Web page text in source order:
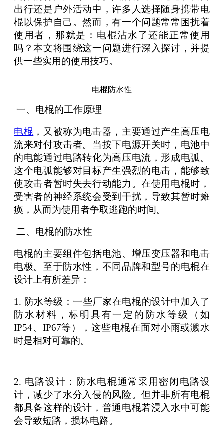
出行还是户外活动中，许多人选择随身携带电
棍以保护自己。然而，有一个问题常常困扰着
使用者，那就是：电棍沾水了还能正常使用
吗？本文将围绕这一问题进行深入探讨，并提
供一些实用的使用技巧。
电棍防水性
一、电棍的工作原理
电棍 ，又被称为电击器，主要通过产生高压电
流来对付攻击者。当按下电源开关时，电池中
的电能通过电路转化为高压电流，形成电弧。
这个电弧能够对目标产生强烈的电击，能够致
使攻击者暂时失去行动能力。在使用电棍时，
受害者的神经系统会受到干扰，导致其暂时瘫
痪，从而为使用者争取逃跑的时间。
二、电棍的防水性
电棍的主要组件包括电池、增压变压器和电击
电极。至于防水性，不同品牌和型号的电棍在
设计上有所差异：
1. 防水等级：一些厂家在电棍的设计中加入了
防水材料，标明具有一定的防水等级（如
IP54、IP67等），这些电棍在面对小雨或溅水
时是相对可靠的。
2. 电路设计：防水电棍通常采用密闭电路设
计，减少了水分入侵的风险。但并非所有电棍
都具备这样的设计，普通电棍若浸入水中可能
会导致短路，损坏电路。